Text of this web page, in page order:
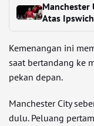
Manchester
Atas
Kemenangan ini
saat bertandang ke
pekan depan.
Manchester City
dulu. Peluang